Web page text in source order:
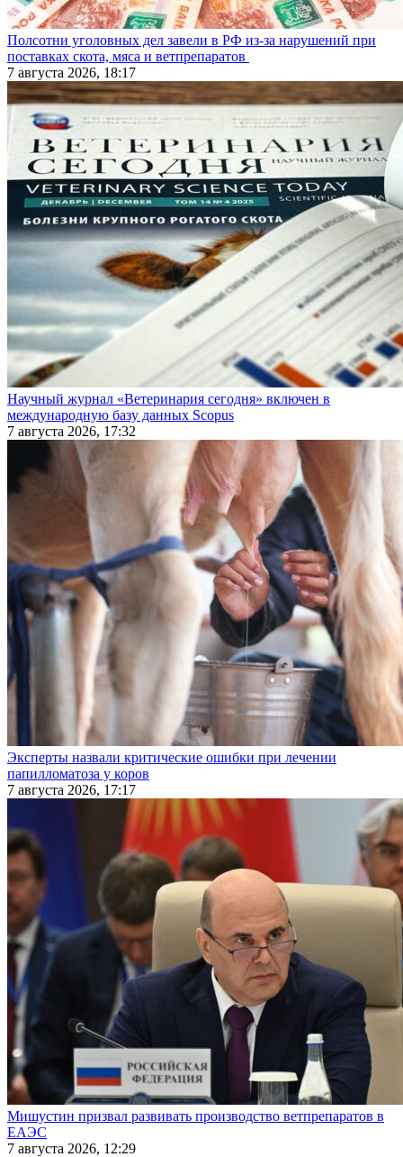
Полсотни уголовных дел завели в РФ из-за нарушений при
поставках скота, мяса и ветпрепаратов
7 августа 2026, 18:17
Научный журнал «Ветеринария сегодня» включен в
международную базу данных Scopus
7 августа 2026, 17:32
Эксперты назвали критические ошибки при лечении
папилломатоза у коров
7 августа 2026, 17:17
Мишустин призвал развивать производство ветпрепаратов в
ЕАЭС
7 августа 2026, 12:29